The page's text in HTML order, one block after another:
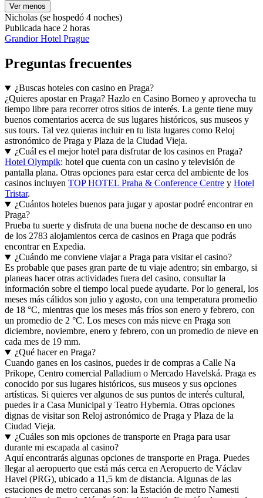
Ver menos
Nicholas (se hospedó 4 noches)
Publicada hace 2 horas
Grandior Hotel Prague
Preguntas frecuentes
¿Buscas hoteles con casino en Praga?
¿Quieres apostar en Praga? Hazlo en Casino Borneo y aprovecha tu
tiempo libre para recorrer otros sitios de interés. La gente tiene muy
buenos comentarios acerca de sus lugares históricos, sus museos y
sus tours. Tal vez quieras incluir en tu lista lugares como Reloj
astronómico de Praga y Plaza de la Ciudad Vieja.
¿Cuál es el mejor hotel para disfrutar de los casinos en Praga?
Hotel Olympik: hotel que cuenta con un casino y televisión de
pantalla plana. Otras opciones para estar cerca del ambiente de los
casinos incluyen TOP HOTEL Praha & Conference Centre y Hotel
Tristar.
¿Cuántos hoteles buenos para jugar y apostar podré encontrar en
Praga?
Prueba tu suerte y disfruta de una buena noche de descanso en uno
de los 2783 alojamientos cerca de casinos en Praga que podrás
encontrar en Expedia.
¿Cuándo me conviene viajar a Praga para visitar el casino?
Es probable que pases gran parte de tu viaje adentro; sin embargo, si
planeas hacer otras actividades fuera del casino, consultar la
información sobre el tiempo local puede ayudarte. Por lo general, los
meses más cálidos son julio y agosto, con una temperatura promedio
de 18 °C, mientras que los meses más fríos son enero y febrero, con
un promedio de 2 °C. Los meses con más nieve en Praga son
diciembre, noviembre, enero y febrero, con un promedio de nieve en
cada mes de 19 mm.
¿Qué hacer en Praga?
Cuando ganes en los casinos, puedes ir de compras a Calle Na
Prikope, Centro comercial Palladium o Mercado Havelská. Praga es
conocido por sus lugares históricos, sus museos y sus opciones
artísticas. Si quieres ver algunos de sus puntos de interés cultural,
puedes ir a Casa Municipal y Teatro Hybernia. Otras opciones
dignas de visitar son Reloj astronómico de Praga y Plaza de la
Ciudad Vieja.
¿Cuáles son mis opciones de transporte en Praga para usar
durante mi escapada al casino?
Aquí encontrarás algunas opciones de transporte en Praga. Puedes
llegar al aeropuerto que está más cerca en Aeropuerto de Václav
Havel (PRG), ubicado a 11,5 km de distancia. Algunas de las
estaciones de metro cercanas son: la Estación de metro Namesti